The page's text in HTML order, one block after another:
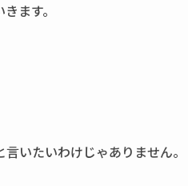
ます。
いたいわけじゃありません。